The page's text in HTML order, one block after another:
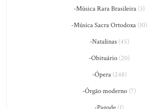
-Música Rara Brasileira (3)
-Música Sacra Ortodoxa (10)
-Natalinas(45)
-Obituário (20)
-Ópera(248)
-Órgão moderno (7)